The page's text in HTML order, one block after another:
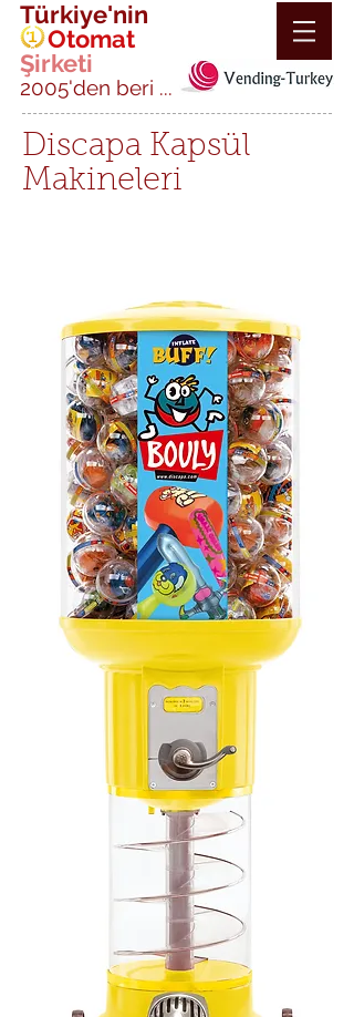
Türkiye'nin
Otomat
Şirketi
2005'den beri ...
Discapa Kapsül
Makineleri